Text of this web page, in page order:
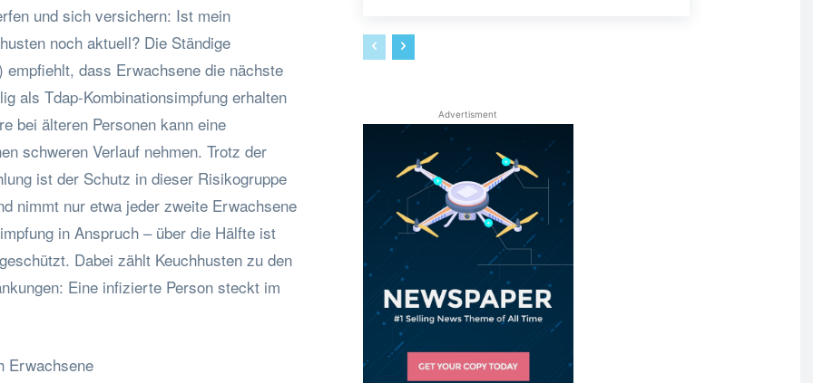
und sich versichern: Ist mein
noch aktuell? Die Ständige
empfiehlt, dass Erwachsene die nächste
als Tdap-Kombinationsimpfung erhalten
bei älteren Personen kann eine
schweren Verlauf nehmen. Trotz der
ist der Schutz in dieser Risikogruppe
nimmt nur etwa jeder zweite Erwachsene
in Anspruch – über die Hälfte ist
Dabei zählt Keuchhusten zu den
Eine infizierte Person steckt im
Erwachsene
Advertisment